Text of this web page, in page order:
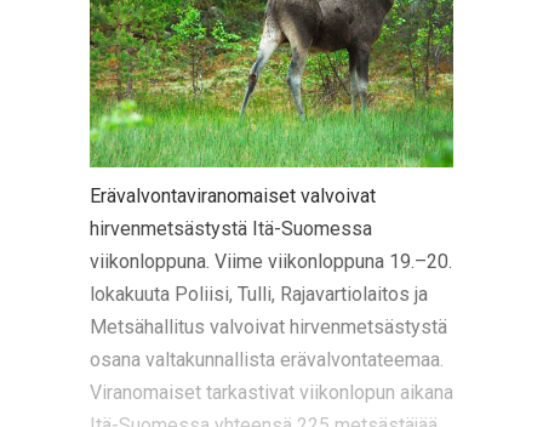
Erävalvontaviranomaiset valvoivat
hirvenmetsästystä Itä-Suomessa
viikonloppuna. Viime viikonloppuna 19.–20.
lokakuuta Poliisi, Tulli, Rajavartiolaitos ja
Metsähallitus valvoivat hirvenmetsästystä
osana valtakunnallista erävalvontateemaa.
Viranomaiset tarkastivat viikonlopun aikana